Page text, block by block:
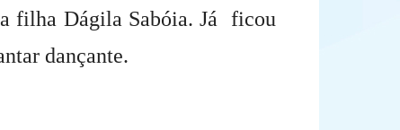
filha Dágila Sabóia. Já
ficou
dançante.